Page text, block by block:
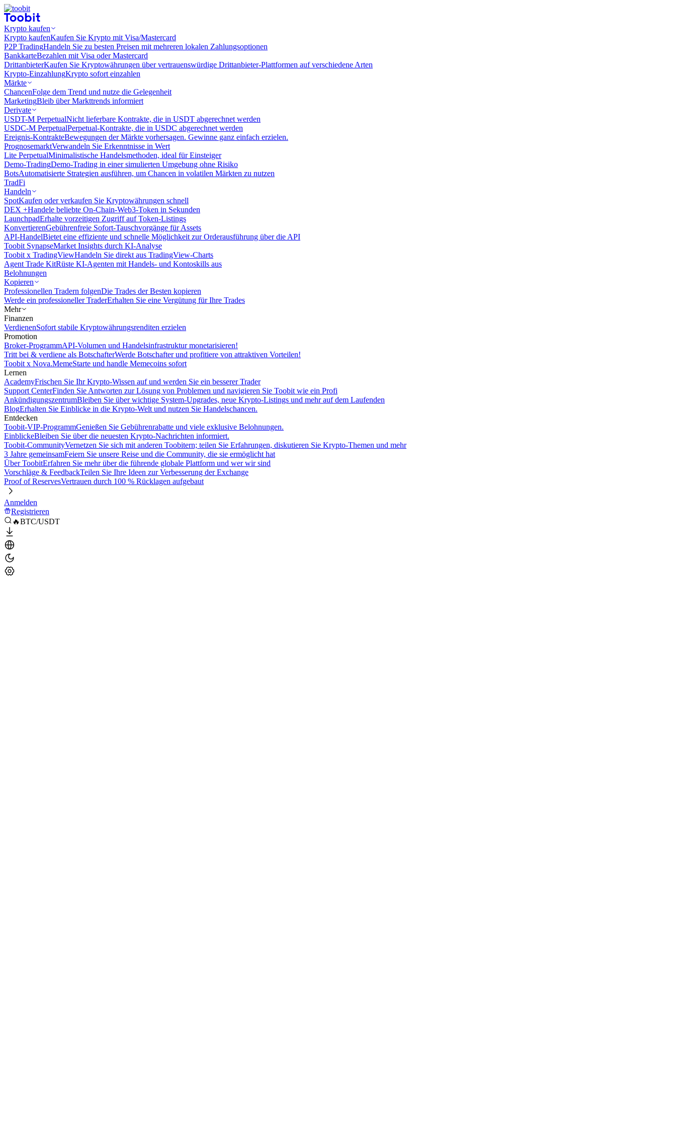
Krypto kaufen
Krypto kaufenKaufen Sie Krypto mit Visa/Mastercard
P2P TradingHandeln Sie zu besten Preisen mit mehreren lokalen Zahlungsoptionen
BankkarteBezahlen mit Visa oder Mastercard
DrittanbieterKaufen Sie Kryptowährungen über vertrauenswürdige Drittanbieter-Plattformen auf verschiedene Arten
Krypto-EinzahlungKrypto sofort einzahlen
Märkte
ChancenFolge dem Trend und nutze die Gelegenheit
MarketingBleib über Markttrends informiert
Derivate
USDT-M PerpetualNicht lieferbare Kontrakte, die in USDT abgerechnet werden
USDC-M PerpetualPerpetual-Kontrakte, die in USDC abgerechnet werden
Ereignis-KontrakteBewegungen der Märkte vorhersagen. Gewinne ganz einfach erzielen.
PrognosemarktVerwandeln Sie Erkenntnisse in Wert
Lite PerpetualMinimalistische Handelsmethoden, ideal für Einsteiger
Demo-TradingDemo-Trading in einer simulierten Umgebung ohne Risiko
BotsAutomatisierte Strategien ausführen, um Chancen in volatilen Märkten zu nutzen
TradFi
Handeln
SpotKaufen oder verkaufen Sie Kryptowährungen schnell
DEX +Handele beliebte On-Chain-Web3-Token in Sekunden
LaunchpadErhalte vorzeitigen Zugriff auf Token-Listings
KonvertierenGebührenfreie Sofort-Tauschvorgänge für Assets
API-HandelBietet eine effiziente und schnelle Möglichkeit zur Orderausführung über die API
Toobit SynapseMarket Insights durch KI-Analyse
Toobit x TradingViewHandeln Sie direkt aus TradingView-Charts
Agent Trade KitRüste KI-Agenten mit Handels- und Kontoskills aus
Belohnungen
Kopieren
Professionellen Tradern folgenDie Trades der Besten kopieren
Werde ein professioneller TraderErhalten Sie eine Vergütung für Ihre Trades
Mehr
Finanzen
VerdienenSofort stabile Kryptowährungsrenditen erzielen
Promotion
Broker-ProgrammAPI-Volumen und Handelsinfrastruktur monetarisieren!
Tritt bei & verdiene als BotschafterWerde Botschafter und profitiere von attraktiven Vorteilen!
Toobit x Nova.MemeStarte und handle Memecoins sofort
Lernen
AcademyFrischen Sie Ihr Krypto-Wissen auf und werden Sie ein besserer Trader
Support CenterFinden Sie Antworten zur Lösung von Problemen und navigieren Sie Toobit wie ein Profi
AnkündigungszentrumBleiben Sie über wichtige System-Upgrades, neue Krypto-Listings und mehr auf dem Laufenden
BlogErhalten Sie Einblicke in die Krypto-Welt und nutzen Sie Handelschancen.
Entdecken
Toobit-VIP-ProgrammGenießen Sie Gebührenrabatte und viele exklusive Belohnungen.
EinblickeBleiben Sie über die neuesten Krypto-Nachrichten informiert.
Toobit-CommunityVernetzen Sie sich mit anderen Toobitern; teilen Sie Erfahrungen, diskutieren Sie Krypto-Themen und mehr
3 Jahre gemeinsamFeiern Sie unsere Reise und die Community, die sie ermöglicht hat
Über ToobitErfahren Sie mehr über die führende globale Plattform und wer wir sind
Vorschläge & FeedbackTeilen Sie Ihre Ideen zur Verbesserung der Exchange
Proof of ReservesVertrauen durch 100 % Rücklagen aufgebaut
Anmelden
Registrieren
🔥BTC/USDT